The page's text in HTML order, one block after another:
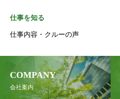
仕事を知る
仕事内容・クルーの声
COMPANY
会社案内